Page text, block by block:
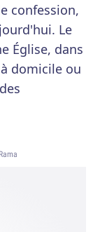
confession,
Le
Église, dans
domicile ou
Rama